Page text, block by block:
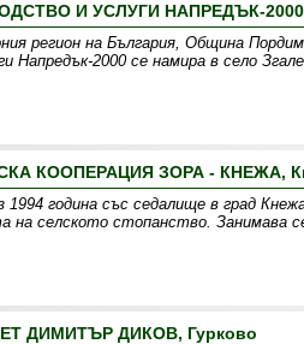
И УСЛУГИ НАПРЕДЪК-2000,
регион на България, Община
Напредък-2000 се намира в село
КООПЕРАЦИЯ ЗОРА - КНЕЖА,
година със седалище в град
на селското стопанство. Занимава
ЕТ ДИМИТЪР ДИКОВ, Гурково